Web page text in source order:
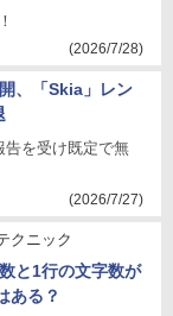
(2026/7/28)
、「Skia」レン
告を受け既定で無
(2026/7/27)
クニック
と1行の文字数が
ある？